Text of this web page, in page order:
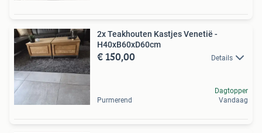
2x Teakhouten Kastjes Venetië -
H40xB60xD60cm
€ 150,00 Details
Purmerend
Dagtopper
Vandaag